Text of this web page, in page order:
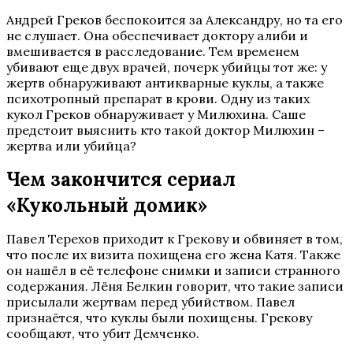
Андрей Греков беспокоится за Александру, но та его
не слушает. Она обеспечивает доктору алиби и
вмешивается в расследование. Тем временем
убивают еще двух врачей, почерк убийцы тот же: у
жертв обнаруживают антикварные куклы, а также
психотропный препарат в крови. Одну из таких
кукол Греков обнаруживает у Милюхина. Саше
предстоит выяснить кто такой доктор Милюхин –
жертва или убийца?
Чем закончится сериал
«Кукольный домик»
Павел Терехов приходит к Грекову и обвиняет в том,
что после их визита похищена его жена Катя. Также
он нашёл в её телефоне снимки и записи странного
содержания. Лёня Белкин говорит, что такие записи
присылали жертвам перед убийством. Павел
признаётся, что куклы были похищены. Грекову
сообщают, что убит Демченко.